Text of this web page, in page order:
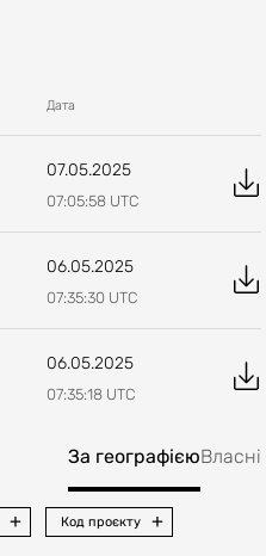
Дата
07.05.2025
07:05:58 UTC
06.05.2025
07:35:30 UTC
06.05.2025
07:35:18 UTC
За географієюВласні
Код проєкту